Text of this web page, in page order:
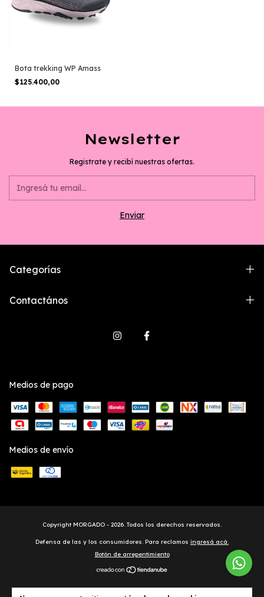
Bota trekking WP Amass
$125.400,00
Newsletter
Registrate y recibí nuestras ofertas.
Categorías
Contactános
Medios de pago
Medios de envío
Copyright MORGADO - 2026. Todos los derechos reservados.
Defensa de las y los consumidores. Para reclamos ingresá acá.
Botón de arrepentimiento